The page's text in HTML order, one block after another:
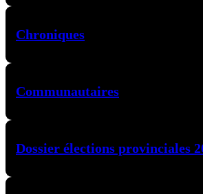
Chroniques
Communautaires
Dossier élections provinciales